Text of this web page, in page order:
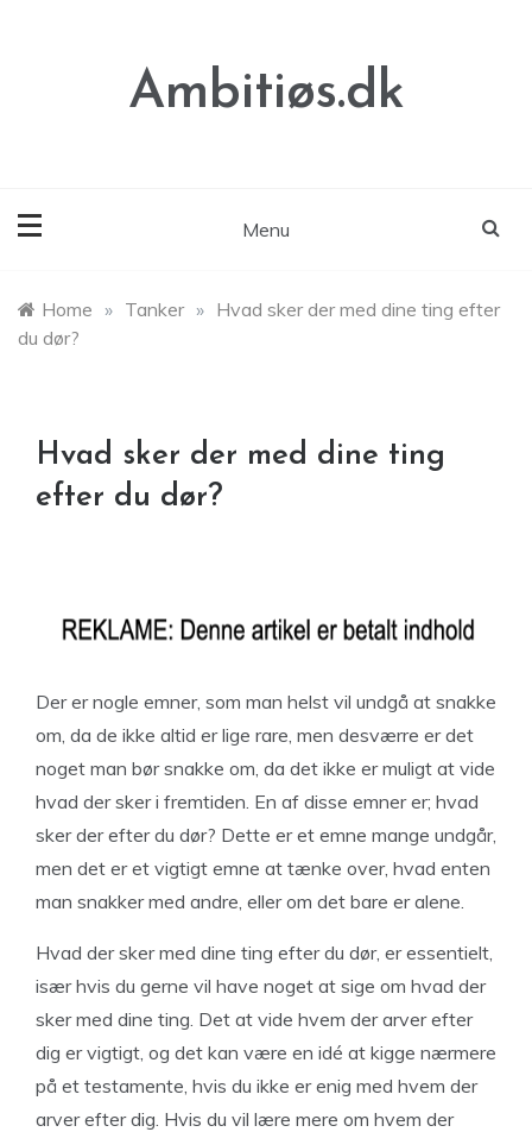
Ambitiøs.dk
Menu
Home » Tanker » Hvad sker der med dine ting efter
du dør?
Hvad sker der med dine ting
efter du dør?
Der er nogle emner, som man helst vil undgå at snakke
om, da de ikke altid er lige rare, men desværre er det
noget man bør snakke om, da det ikke er muligt at vide
hvad der sker i fremtiden. En af disse emner er; hvad
sker der efter du dør? Dette er et emne mange undgår,
men det er et vigtigt emne at tænke over, hvad enten
man snakker med andre, eller om det bare er alene.
Hvad der sker med dine ting efter du dør, er essentielt,
især hvis du gerne vil have noget at sige om hvad der
sker med dine ting. Det at vide hvem der arver efter
dig er vigtigt, og det kan være en idé at kigge nærmere
på et testamente, hvis du ikke er enig med hvem der
arver efter dig. Hvis du vil lære mere om hvem der